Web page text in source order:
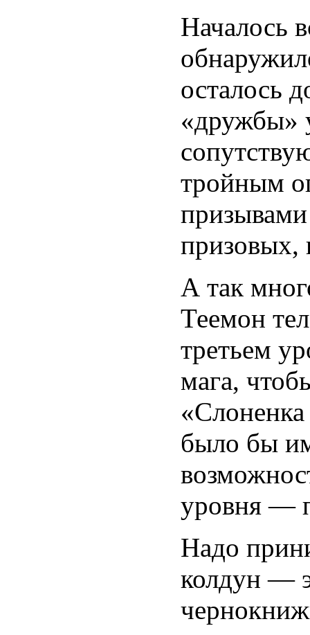
Началось
осталось
«дружбы»
тройным
призовых,
А так
Теемон
третьем
мага,
«Слоненка
было бы
уровня —
Надо
колдун —